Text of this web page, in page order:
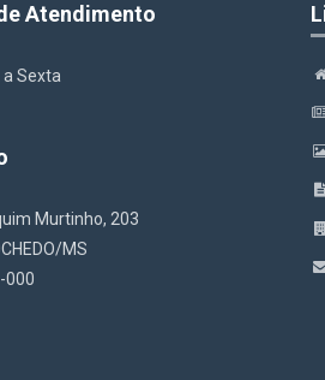
Atendimento
Sexta
Murtinho, 203
MS
000